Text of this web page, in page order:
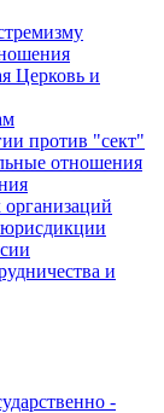
Церковь и
против "сект"
отношения
и
-